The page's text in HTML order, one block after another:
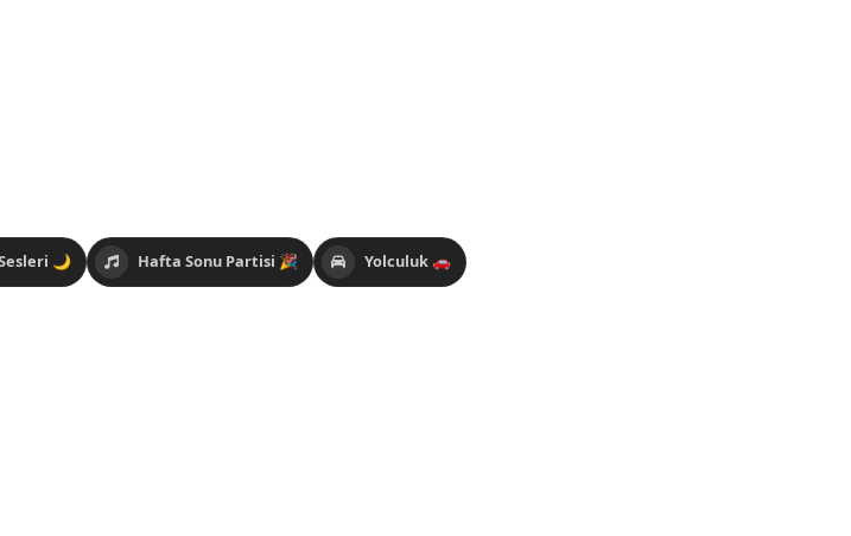
🌙 Hafta Sonu Partisi 🎉 Yolculuk 🚗